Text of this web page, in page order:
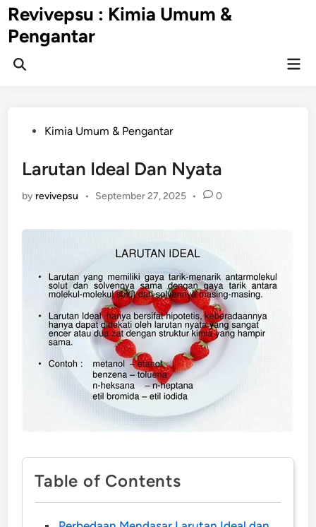
Skip
to
content
Revivepsu : Kimia Umum &
Pengantar
Open
PostedKimia Umum & Pengantar
Larutan Ideal Dan Nyata
by revivepsu • September 27, 2025 • 0
Table of Contents